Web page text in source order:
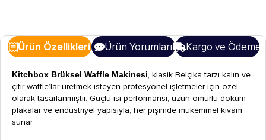
Ürün Özellikleri Ürün Yorumları Kargo ve Ödeme
Kitchbox Brüksel Waffle Makinesi, klasik Belçika tarzı kalın ve
çıtır waffle’lar üretmek isteyen profesyonel işletmeler için özel
olarak tasarlanmıştır. Güçlü ısı performansı, uzun ömürlü döküm
plakalar ve endüstriyel yapısıyla, her pişimde mükemmel kıvam
sunar